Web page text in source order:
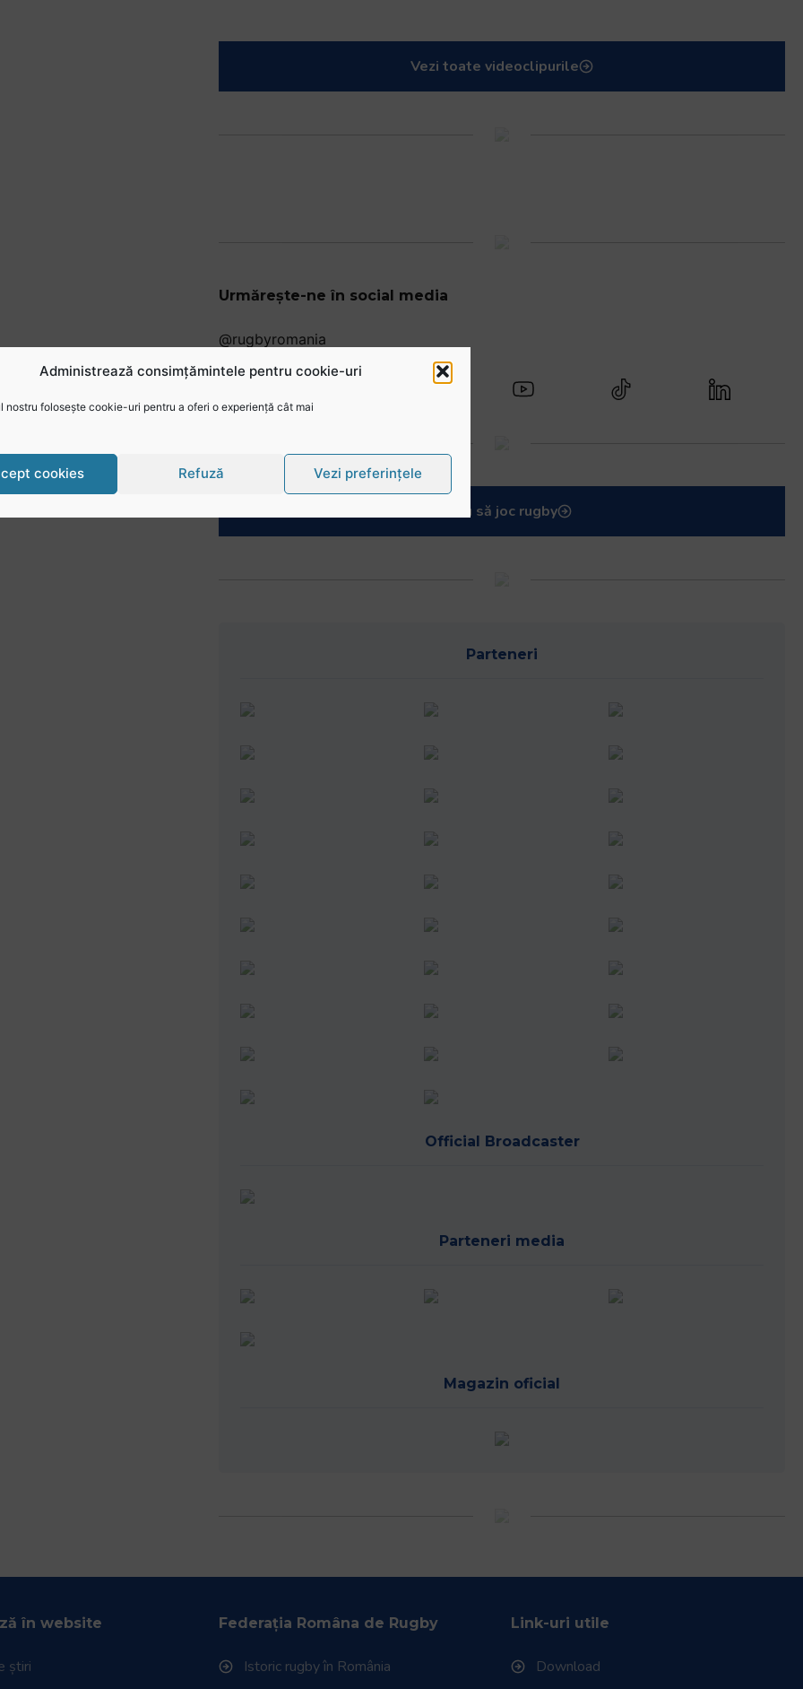
Administrează consimțămintele pentru cookie-uri
nostru folosește cookie-uri pentru a oferi o experiență cât mai
cookies Refuză Vezi preferințele
Vezi toate videoclipurile
Urmărește-ne în social media
@rugbyromania
Vreau să joc rugby
Parteneri
Official Broadcaster
Parteneri media
Magazin oficial
în website
știri
Federația Româna de Rugby
Istoric rugby în România
Link-uri utile
Download